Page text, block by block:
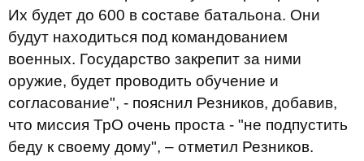
Их будет до 600 в составе батальона. Они
будут находиться под командованием
военных. Государство закрепит за ними
оружие, будет проводить обучение и
согласование", - пояснил Резников, добавив,
что миссия ТрО очень проста - "не подпустить
беду к своему дому", – отметил Резников.